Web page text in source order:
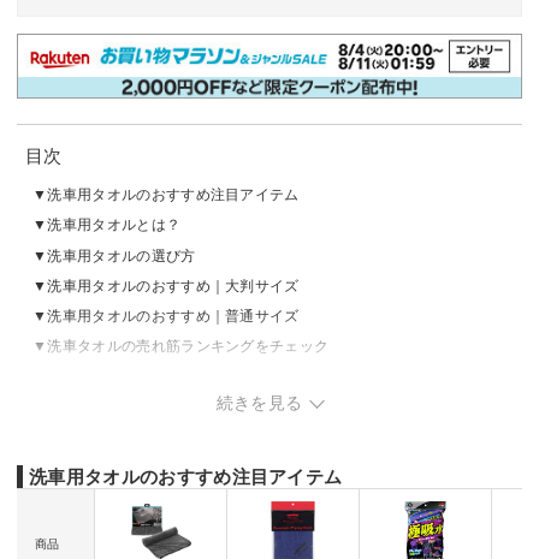
目次
洗車用タオルのおすすめ注目アイテム
洗車用タオルとは？
洗車用タオルの選び方
洗車用タオルのおすすめ｜大判サイズ
洗車用タオルのおすすめ｜普通サイズ
洗車タオルの売れ筋ランキングをチェック
続きを見る
洗車用タオルのおすすめ注目アイテム
商品